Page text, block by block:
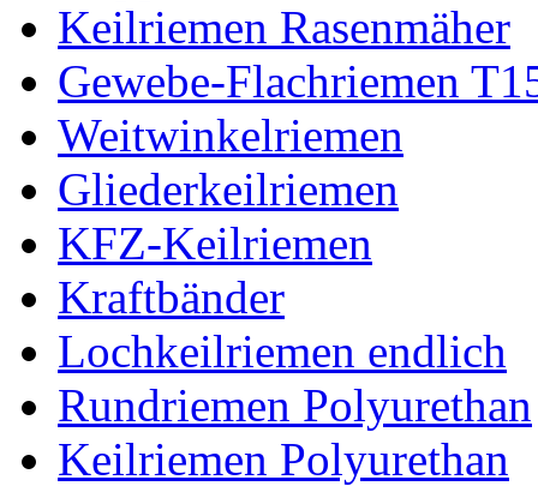
Keilriemen Rasenmäher
Gewebe-Flachriemen
Weitwinkelriemen
Gliederkeilriemen
KFZ-Keilriemen
Kraftbänder
Lochkeilriemen endlich
Rundriemen Polyurethan
Keilriemen Polyurethan